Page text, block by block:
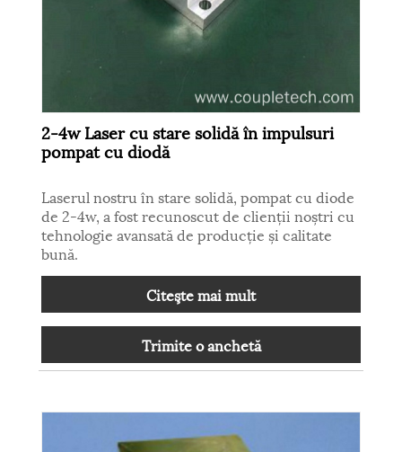
2-4w Laser cu stare solidă în impulsuri
pompat cu diodă
Laserul nostru în stare solidă, pompat cu diode
de 2-4w, a fost recunoscut de clienții noștri cu
tehnologie avansată de producție și calitate
bună.
Citeşte mai mult
Trimite o anchetă